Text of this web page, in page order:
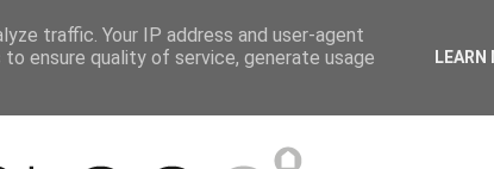
MOJE MIESZKANIE PUBLIKACJE ISSUU
traffic. Your IP address and user-agent
ensure quality of service, generate usage
LEARN